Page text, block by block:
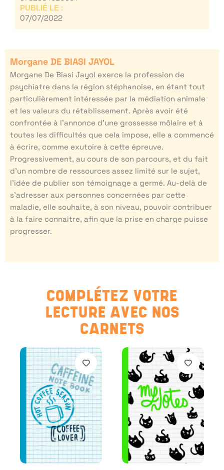
PUBLIÉ LE :
07/07/2022
Morgane DE BIASI JAYOL
Morgane De Biasi Jayol exerce la profession de
psychiatre dans la région stéphanoise, en étant tout
particulièrement intéressée par la médiation animale
et les valeurs du rétablissement. Après avoir été
confrontée à l’annonce d’une grossesse môlaire et à
toutes les difficultés que cela impose, elle a commencé
à écrire, comme exutoire à cette épreuve.
Progressivement, au cours de son parcours, et du fait
d’un nombre de ressources assez limité sur le sujet,
l’idée de publier son témoignage a germé. Au-delà de
s’adresser aux personnes concernées par cette
maladie, elle souhaite, à son niveau, pouvoir contribuer
à la faire connaitre, afin que la prise en charge puisse
progresser.
COMPLÉTEZ VOTRE
LECTURE AVEC NOS
CARNETS